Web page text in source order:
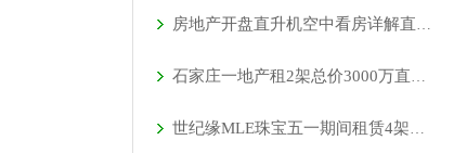
房地产开盘直升机空中看房详解直升机租赁流程
石家庄一地产租2架总价3000万直升机空中看房
世纪缘MLE珠宝五一期间租赁4架直升机在四个城市庆典